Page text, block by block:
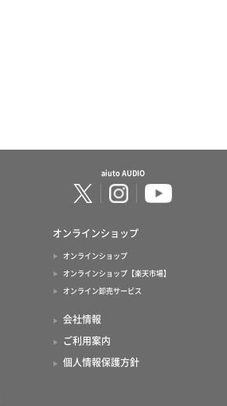
aiuto AUDIO
オンラインショップ
オンラインショップ
オンラインショップ【楽天市場】
オンライン卸売サービス
会社情報
ご利用案内
個人情報保護方針